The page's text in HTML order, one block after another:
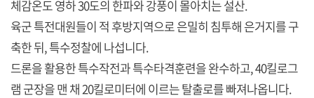
체감온도 영하 30도의 한파와 강풍이 몰아치는 설산.
육군 특전대원들이 적 후방지역으로 은밀히 침투해 은거지를 구
축한 뒤, 특수정찰에 나섭니다.
드론을 활용한 특수작전과 특수타격훈련을 완수하고, 40킬로그
램 군장을 맨 채 20킬로미터에 이르는 탈출로를 빠져나옵니다.